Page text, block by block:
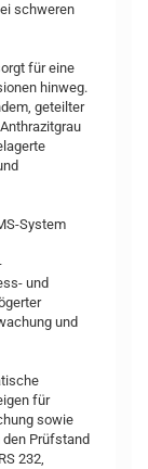
schweren
für eine
hinweg.
geteilter
System
und
und
für
sowie
Prüfstand
232,